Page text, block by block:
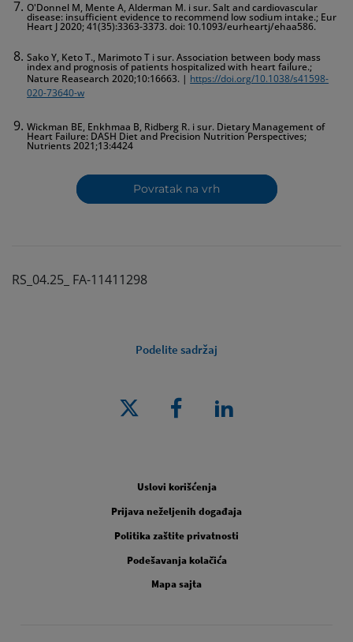
O'Donnel M, Mente A, Alderman M. i sur. Salt and cardiovascular
disease: insufficient evidence to recommend low sodium intake.; Eur
Heart J 2020; 41(35):3363-3373. doi: 10.1093/eurheartj/ehaa586.
Sako Y, Keto T., Marimoto T i sur. Association between body mass
index and prognosis of patients hospitalized with heart failure.;
Nature Reasearch 2020;10:16663. | https://doi.org/10.1038/s41598-
020-73640-w
Wickman BE, Enkhmaa B, Ridberg R. i sur. Dietary Management of
Heart Failure: DASH Diet and Precision Nutrition Perspectives;
Nutrients 2021;13:4424
Povratak na vrh
RS_04.25_ FA-11411298
Podelite sadržaj
Pravno [Footer Second]Uslovi korišćenja
Prijava neželjenih događaja
Politika zaštite privatnosti
Podešavanja kolačića
Mapa sajta